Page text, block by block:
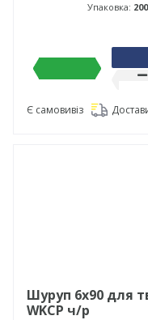
Упаковка: 200
Є самовивіз
Шуруп 6х90 для
WKCP ч/р